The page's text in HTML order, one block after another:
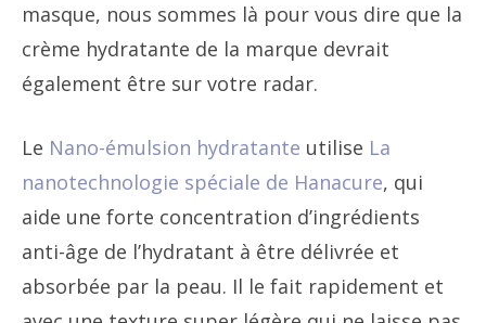
masque, nous sommes là pour vous dire que la
crème hydratante de la marque devrait
également être sur votre radar.
Le Nano-émulsion hydratante utilise La
nanotechnologie spéciale de Hanacure, qui
aide une forte concentration d’ingrédients
anti-âge de l’hydratant à être délivrée et
absorbée par la peau. Il le fait rapidement et